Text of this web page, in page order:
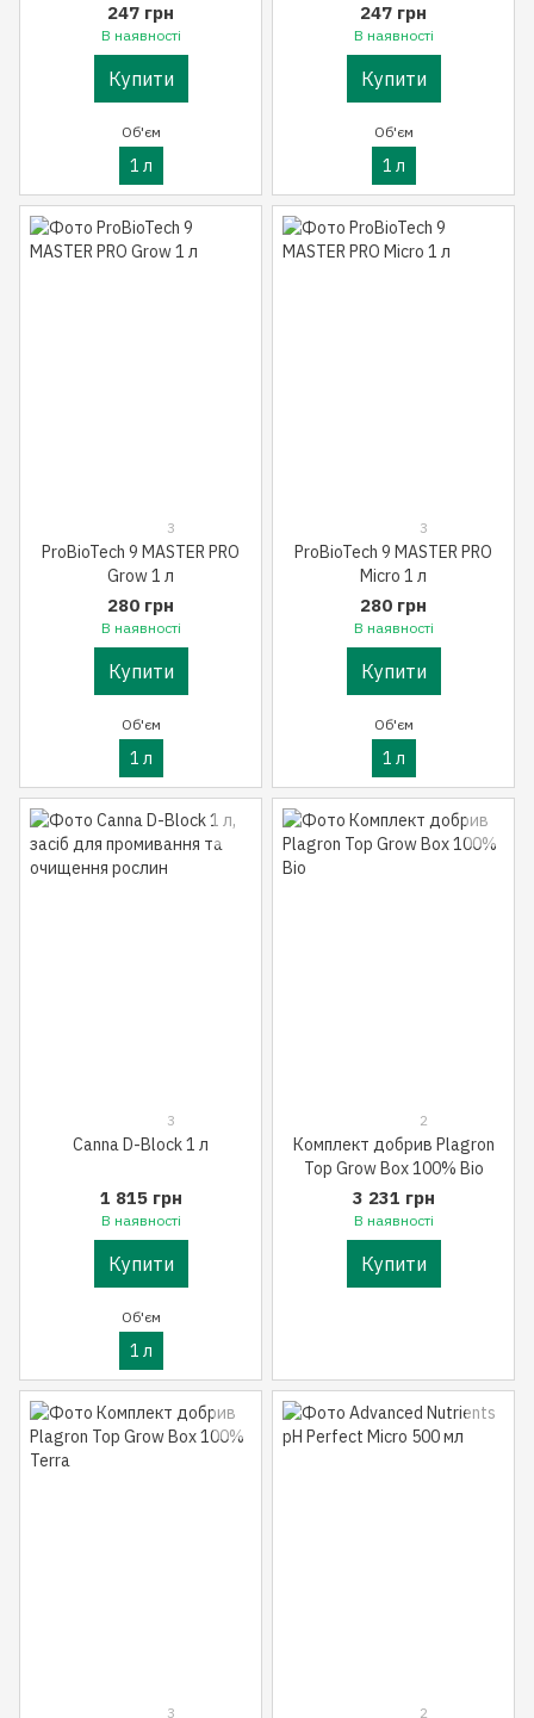
247 грн
В наявності
Купити
Об'єм
1 л
247 грн
В наявності
Купити
Об'єм
1 л
3
ProBioTech 9 MASTER PRO
Grow 1 л
280 грн
В наявності
Купити
Об'єм
1 л
3
ProBioTech 9 MASTER PRO
Micro 1 л
280 грн
В наявності
Купити
Об'єм
1 л
3
Canna D-Block 1 л
1 815 грн
В наявності
Купити
Об'єм
1 л
2
Комплект добрив Plagron
Top Grow Box 100% Bio
3 231 грн
В наявності
Купити
3 2